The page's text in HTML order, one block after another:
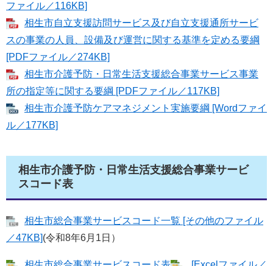
ファイル／116KB]
相生市自立支援訪問サービス及び自立支援通所サービ
スの事業の人員、設備及び運営に関する基準を定める要綱
[PDFファイル／274KB]
相生市介護予防・日常生活支援総合事業サービス事業
所の指定等に関する要綱 [PDFファイル／117KB]
相生市介護予防ケアマネジメント実施要綱 [Wordファイ
ル／177KB]
相生市介護予防・日常生活支援総合事業サービ
スコード表
相生市総合事業サービスコード一覧 [その他のファイル
／47KB](令和8年6月1日）